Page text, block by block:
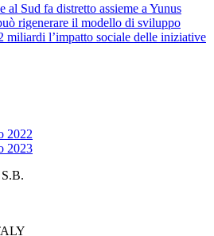
al Sud fa distretto assieme a Yunus
rigenerare il modello di sviluppo
miliardi l’impatto sociale delle iniziative
2022
2023